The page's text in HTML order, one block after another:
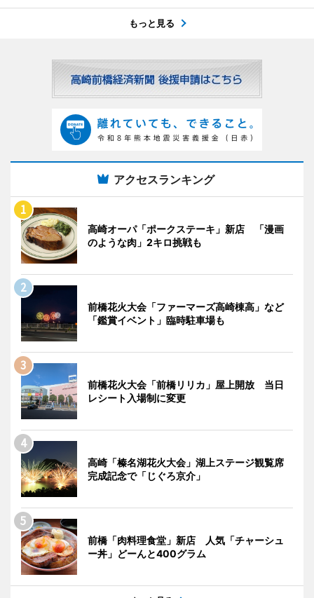
もっと見る
アクセスランキング
高崎オーパ「ポークステーキ」新店 「漫画
のような肉」2キロ挑戦も
前橋花火大会「ファーマーズ高崎棟高」など
「鑑賞イベント」臨時駐車場も
前橋花火大会「前橋リリカ」屋上開放 当日
レシート入場制に変更
高崎「榛名湖花火大会」湖上ステージ観覧席
完成記念で「じぐろ京介」
前橋「肉料理食堂」新店 人気「チャーシュ
ー丼」どーんと400グラム